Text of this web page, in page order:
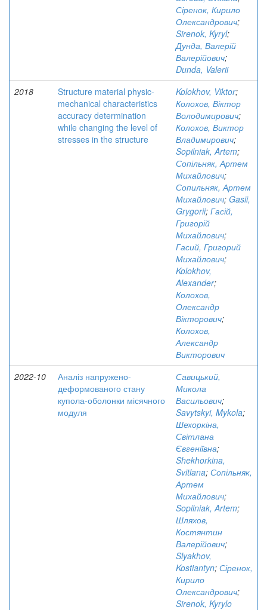
Сіренок, Кирило
Олександрович;
Sirenok, Kyryl;
Дунда, Валерій
Валерійович;
Dunda, Valerii
2018
Structure material physic-
mechanical characteristics
accuracy determination
while changing the level of
stresses in the structure
Kolokhov, Viktor;
Колохов, Віктор
Володимирович;
Колохов, Виктор
Владимирович;
Sopilniak, Artem;
Сопільняк, Артем
Михайлович;
Сопильняк, Артем
Михайлович; Gasii,
Grygorii; Гасій,
Григорій
Михайлович;
Гасий, Григорий
Михайлович;
Kolokhov,
Alexander;
Колохов,
Олександр
Вікторович;
Колохов,
Александр
Викторович
2022-10
Аналіз напружено-
деформованого стану
купола-оболонки місячного
модуля
Савицький,
Микола
Васильович;
Savytskyi, Mykola;
Шехоркіна,
Світлана
Євгеніївна;
Shekhorkina,
Svitlana; Сопільняк,
Артем
Михайлович;
Sopilniak, Artem;
Шляхов,
Костянтин
Валерійович;
Slyakhov,
Kostiantyn; Сіренок,
Кирило
Олександрович;
Sirenok, Kyrylo